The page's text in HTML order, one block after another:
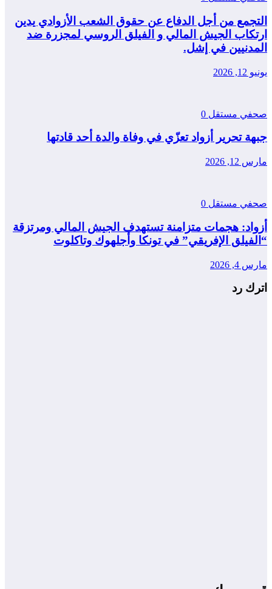
التجمع من أجل الدفاع عن حقوق الشعب الأزوادي يدين
ارتكاب الجيش المالي و الفيلق الروسي لمجزرة ضد
المدنيين في إشل.
يونيو 12, 2026
صحفي مستقل 0
جبهة تحرير أزواد تعزّي في وفاة والدة أحد قادتها
مارس 12, 2026
صحفي مستقل 0
أزواد: هجمات متزامنة تستهدف الجيش المالي ومرتزقة
“الفيلق الإفريقي” في تونكا وأجلهوك وتاكلوت
مارس 4, 2026
اترك رد